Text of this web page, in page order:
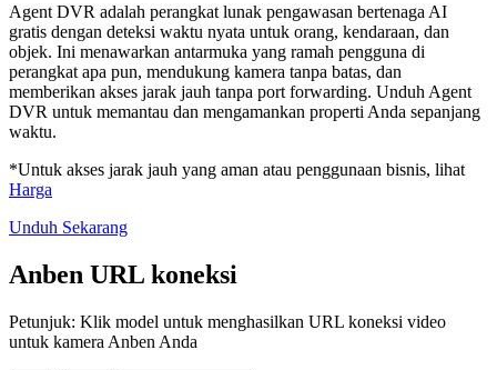
Agent DVR adalah perangkat lunak pengawasan bertenaga AI
gratis dengan deteksi waktu nyata untuk orang, kendaraan, dan
objek. Ini menawarkan antarmuka yang ramah pengguna di
perangkat apa pun, mendukung kamera tanpa batas, dan
memberikan akses jarak jauh tanpa port forwarding. Unduh Agent
DVR untuk memantau dan mengamankan properti Anda sepanjang
waktu.
*Untuk akses jarak jauh yang aman atau penggunaan bisnis, lihat
Harga
Unduh Sekarang
Anben URL koneksi
Petunjuk: Klik model untuk menghasilkan URL koneksi video
untuk kamera Anben Anda